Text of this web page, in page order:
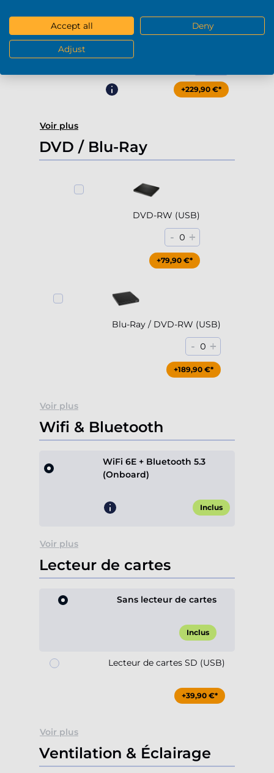
4000Go HDD 7200rpm (3.5'')
+229,90 €*
Voir plus
DVD / Blu-Ray
DVD-RW (USB)
- 0 +
+79,90 €*
Blu-Ray / DVD-RW (USB)
- 0 +
+189,90 €*
Voir plus
Wifi & Bluetooth
WiFi 6E + Bluetooth 5.3
(Onboard)
Inclus
Voir plus
Lecteur de cartes
Sans lecteur de cartes
Inclus
Lecteur de cartes SD (USB)
+39,90 €*
Voir plus
Ventilation & Éclairage
Accept all Deny
Adjust